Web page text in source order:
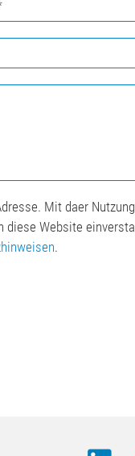
Mit daer
diese Website
.